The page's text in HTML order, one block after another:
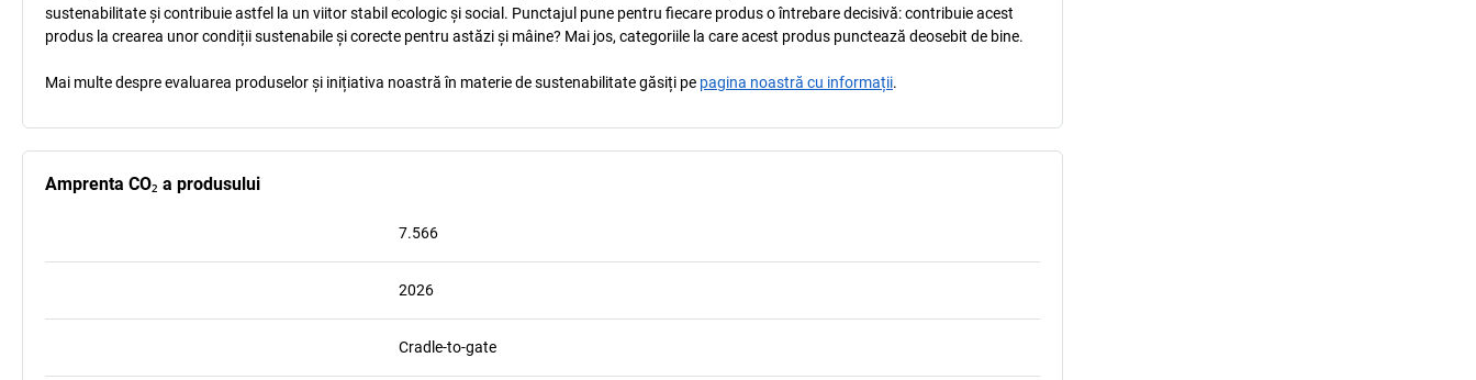
sustenabilitate și contribuie astfel la un viitor stabil ecologic și social. Punctajul pune pentru fiecare produs o întrebare decisivă: contribuie acest
produs la crearea unor condiții sustenabile și corecte pentru astăzi și mâine? Mai jos, categoriile la care acest produs punctează deosebit de bine.
Mai multe despre evaluarea produselor și inițiativa noastră în materie de sustenabilitate găsiți pe pagina noastră cu informații.
Amprenta CO₂ a produsului
7.566
2026
Cradle-to-gate